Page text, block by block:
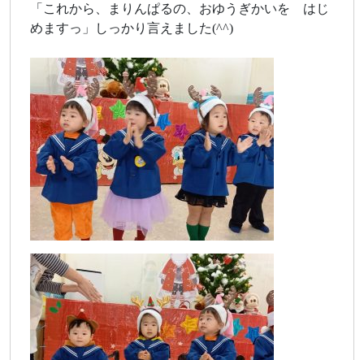
「これから、まりんぱるの、おゆうぎかいを はじ
めますっ」しっかり言えました(^^)